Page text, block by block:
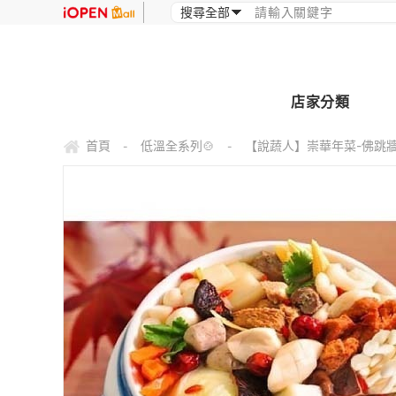
店家分類
首頁 - 低溫全系列🍲 - 【說蔬人】崇華年菜-佛